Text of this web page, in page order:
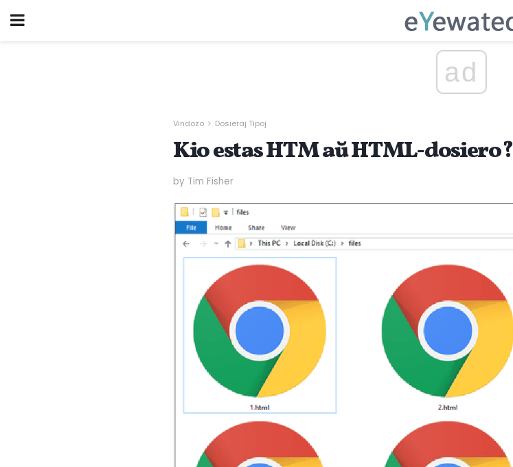
ad
Vindozo Dosieraj Tipoj
Kio estas HTM aŭ HTML-dosiero?
by Tim Fisher